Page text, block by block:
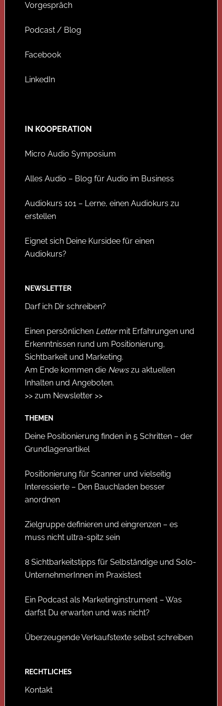
Vorgespräch
Podcast / Blog
Facebook
LinkedIn
IN KOOPERATION
Micro Audio Symposium
Alles Audio – Blog für Audio im Business
Audiokurs 101 – Lerne, einen Audiokurs zu
erstellen
Eignet sich Deine Kursidee für einen
Audiokurs?
NEWSLETTER
Darf ich Dir schreiben?
Einen persönlichen Lettermit Erfahrungen und
Erkenntnissen rund um Positionierung,
Sichtbarkeit und Marketing.
Am Ende kommen die Newszu aktuellen
Inhalten und Angeboten.
>> zum Newsletter >>
THEMEN
Deine Positionierung finden in 5 Schritten – der
Grundlagenartikel
Positionierung für Scanner und vielseitig
Interessierte – Den Bauchladen besser
anordnen
Zielgruppe definieren und eingrenzen – es
muss nicht ultra-spitz sein
8 Sichtbarkeitstipps für Selbständige und Solo-
UnternehmerInnen im Praxistest
Ein Podcast als Marketinginstrument – Was
darfst Du erwarten und was nicht?
Überzeugende Verkaufstexte selbst schreiben
RECHTLICHES
Kontakt